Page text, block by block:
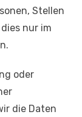
Stellen
nur im
oder
die Daten